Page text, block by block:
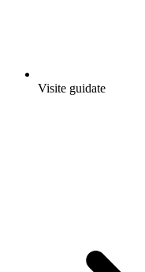
Visite guidate